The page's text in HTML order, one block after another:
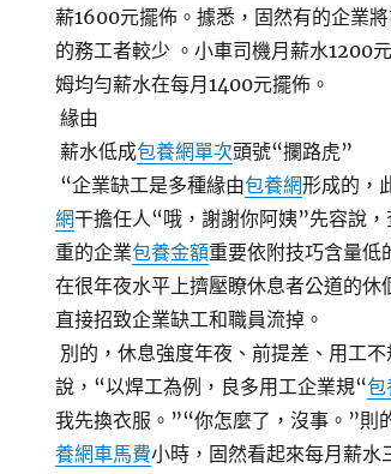
薪1600元擺佈。據悉，固然有的企業
的務工者較少 。小車司機月薪水1200
姆均勻薪水在每月1400元擺佈。
緣由
薪水低成包養網單次頭號“攔路虎”
“企業缺工是多種緣由包養網形成的，
網干擔任人“哦，謝謝你阿姨”先容說
重的企業包養金額重要依附技巧含量低
在很年夜水平上擠壓瞭休息者公道的
直接招致企業缺工和職員流掉。
別的，休息強度年夜、前提差、用工
說，“以焊工為例，良多用工企業規“
我先換衣服。”“你怎麼了，沒事。”則
養網車馬費小時，固然看起來每月薪水